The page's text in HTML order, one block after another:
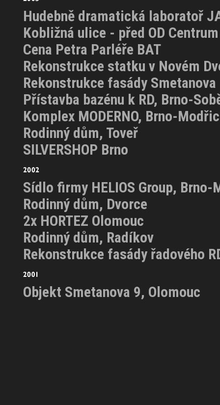
Hudebně dramatická laboratoř
Kobližná ulice - před OD Centrum
Cena Petra Parléře BAT
Rekonstrukce statku v Novém
Rekonstrukce fasády
Přístavba bazénu k RD, Brno-
Komplex MODERNO, Brno-
Rodinný dům, Toveř
SILVERSHOP Brno
Sídlo firmy HELIOS Group, Brno-
Rodinný dům, Dvorce
2x HORTEZ Olomouc
Rodinný dům, Radíkov
Rekonstrukce fasády řadového
Objekt Smetanova 9, Olomouc